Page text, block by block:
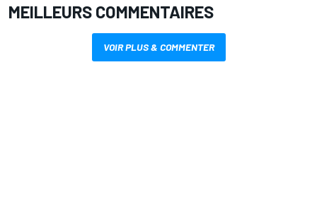
MEILLEURS COMMENTAIRES
VOIR PLUS & COMMENTER